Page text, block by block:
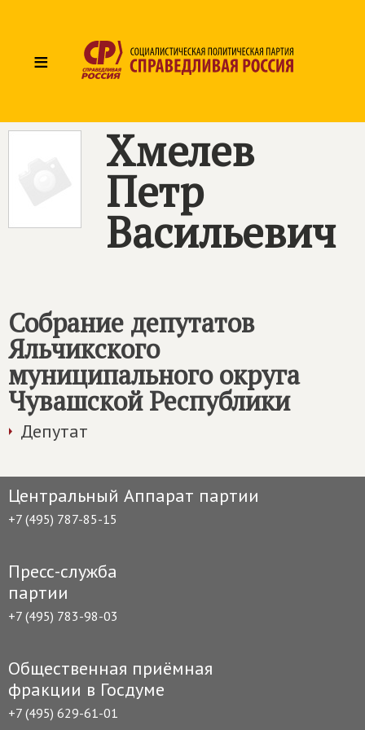
≡
Хмелев
Петр
Васильевич
Собрание депутатов
Яльчикского
муниципального округа
Чувашской Республики
Депутат
Центральный Аппарат партии
+7 (495) 787-85-15
Пресс-служба
партии
+7 (495) 783-98-03
Общественная приёмная
фракции в Госдуме
+7 (495) 629-61-01